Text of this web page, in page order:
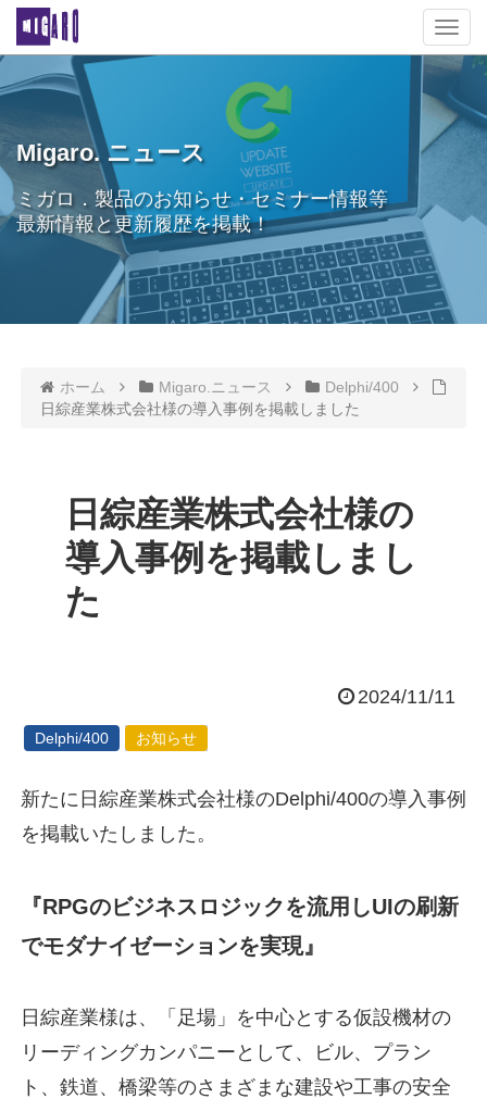
T
o
g
g
l
e
t
i
Migaro. ニュース
ミガロ．製品のお知らせ・セミナー情報等
最新情報と更新履歴を掲載！
ホーム Migaro.ニュース
Delphi/400
日綜産業株式会社様の導入事例を掲載しました
日綜産業株式会社様の
導入事例を掲載しまし
た
2024/11/11
Delphi/400 お知らせ
新たに日綜産業株式会社様のDelphi/400の導入事例
を掲載いたしました。
『RPGのビジネスロジックを流用しUIの刷新
でモダナイゼーションを実現』
日綜産業様は、「足場」を中心とする仮設機材の
リーディングカンパニーとして、ビル、プラン
ト、鉄道、橋梁等のさまざまな建設や工事の安全